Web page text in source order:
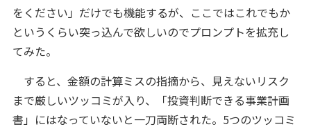
をください」だけでも機能するが、ここではこれでもか
というくらい突っ込んで欲しいのでプロンプトを拡充し
てみた。
すると、金額の計算ミスの指摘から、見えないリスク
まで厳しいツッコミが入り、「投資判断できる事業計画
書」にはなっていないと一刀両断された。5つのツッコミ